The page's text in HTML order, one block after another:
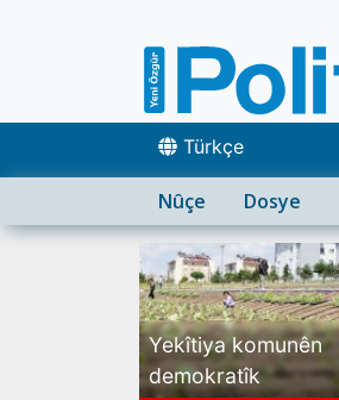
Türkçe
Nûçe Dosye
Yekîtiya komunên
demokratîk